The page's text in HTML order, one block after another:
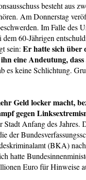
besteht aus
Am Donnerstag
Im Falle des
dem 60-Jährigen
sein: Er hatte sich über
eine Andeutung,
es keine Schlichtung.
Geld locker macht,
gegen
Stadt Anfang des
der
(BKA)
hatte
Euro für Hinweise